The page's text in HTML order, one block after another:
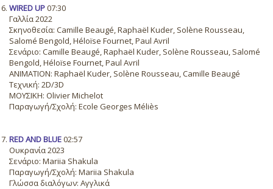
WIRED UP07:30
Γαλλία 2022
Σκηνοθεσία: Camille Beaugé, Raphaël Kuder, Solène Rousseau,
Salomé Bengold, Héloïse Fournet, Paul Avril
Σενάριο: Camille Beaugé, Raphaël Kuder, Solène Rousseau, Salomé
Bengold, Héloïse Fournet, Paul Avril
ANIMATION: Raphaël Kuder, Solène Rousseau, Camille Beaugé
Τεχνική: 2D/3D
ΜΟΥΣΙΚΗ: Olivier Michelot
Παραγωγή/Σχολή: Ecole Georges Méliès
RED AND BLUE02:57
Ουκρανία 2023
Σενάριο: Mariia Shakula
Παραγωγή/Σχολή: Mariia Shakula
Γλώσσα διαλόγων: Αγγλικά